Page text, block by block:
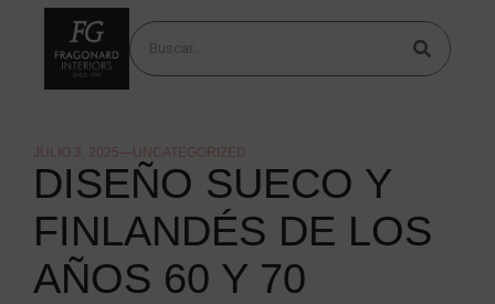
JULIO 3, 2025 UNCATEGORIZED
DISEÑO SUECO Y
FINLANDÉS DE LOS
AÑOS 60 Y 70